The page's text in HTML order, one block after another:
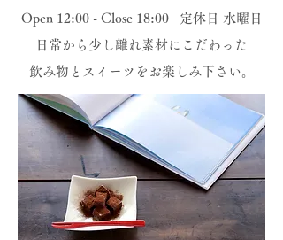
Open 12:00 - Close 18:00 定休日 水曜日
日常から少し離れ素材にこだわった
飲み物とスイーツを お楽しみ下さい。